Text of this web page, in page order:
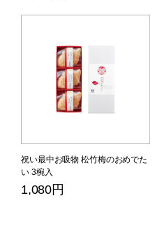
祝い最中お吸物 松竹梅のおめでた
い 3椀入
1,080円